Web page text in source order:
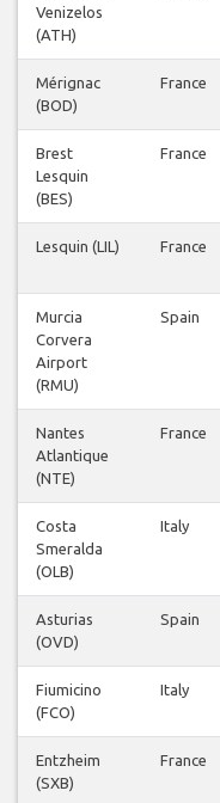
Venizelos
(ATH)
Mérignac
(BOD)
France
Brest
Lesquin
(BES)
France
Lesquin (LIL) France
Murcia
Corvera
Airport
(RMU)
Spain
Nantes
Atlantique
(NTE)
France
Costa
Smeralda
(OLB)
Italy
Asturias
(OVD)
Spain
Fiumicino
(FCO)
Italy
Entzheim
(SXB)
France